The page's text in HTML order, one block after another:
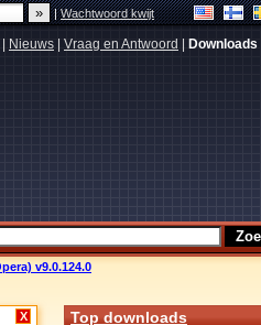
|Wachtwoord kwijt
Nieuws Vraag en Antwoord Downloads
v9.0.124.0
X Top downloads